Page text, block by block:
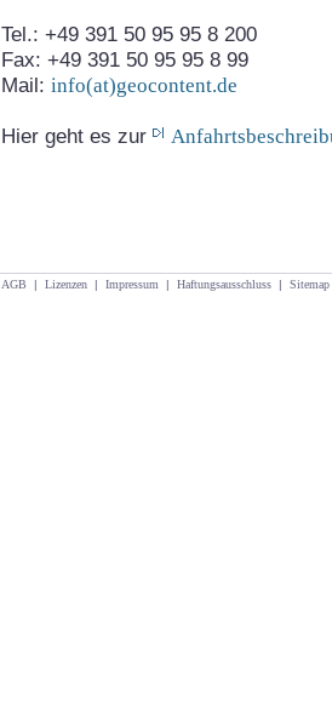
Tel.: +49 391 50 95 95 8 200
Fax: +49 391 50 95 95 8 99
Mail: info(at)geocontent.de
Hier geht es zur
AGB | Lizenzen | Impressum | Haftungsausschluss | Sitemap